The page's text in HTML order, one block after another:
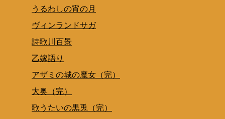
うるわしの宵の月
ヴィンランドサガ
詩歌川百景
乙嫁語り
アザミの城の魔女（完）
大奥（完）
歌うたいの黒兎（完）